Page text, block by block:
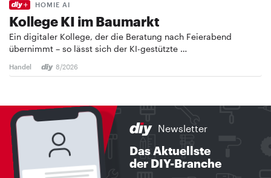
HOMIE AI
Kollege KI im Baumarkt
Ein digitaler Kollege, der die Beratung nach Feierabend
übernimmt – so lässt sich der KI-gestützte …
Handel 8/2026
Newsletter
Das Aktuellste
der DIY-Branche